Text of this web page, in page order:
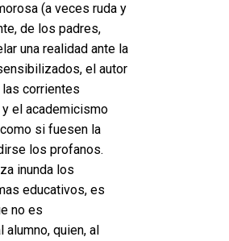
(a veces ruda y
de los padres,
una realidad ante la
el autor
corrientes
el academicismo
si fuesen la
los profanos.
inunda los
educativos, es
no es
quien, al